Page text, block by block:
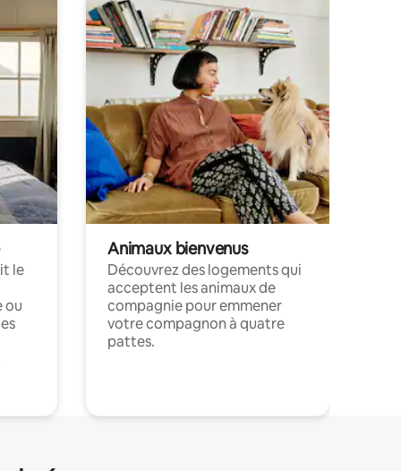
le
ou
Animaux bienvenus
Découvrez des logements qui
acceptent les animaux de
compagnie pour emmener
votre compagnon à quatre
pattes.